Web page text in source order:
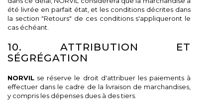
été livrée en parfait état, et les conditions décrites dans
la section "Retours" de ces conditions s'appliqueront le
cas échéant.
10. ATTRIBUTION ET
SÉGRÉGATION
NORVIL se réserve le droit d'attribuer les paiements à
effectuer dans le cadre de la livraison de marchandises,
y compris les dépenses dues à des tiers.